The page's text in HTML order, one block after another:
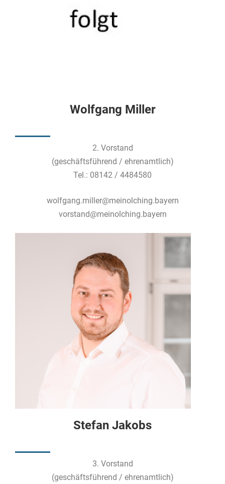
Wolfgang Miller
2. Vorstand
(geschäftsführend / ehrenamtlich)
Tel.: 08142 / 4484580
wolfgang.miller@meinolching.bayern
vorstand@meinolching.bayern
Stefan Jakobs
3. Vorstand
(geschäftsführend / ehrenamtlich)